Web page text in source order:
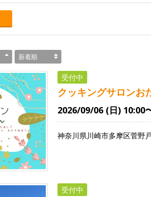
新着順
受付中
クッキングサロンお
2026/09/06 (日) 10:00
神奈川県川崎市多摩区菅野
受付中